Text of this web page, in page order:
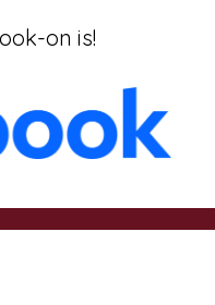
on is!